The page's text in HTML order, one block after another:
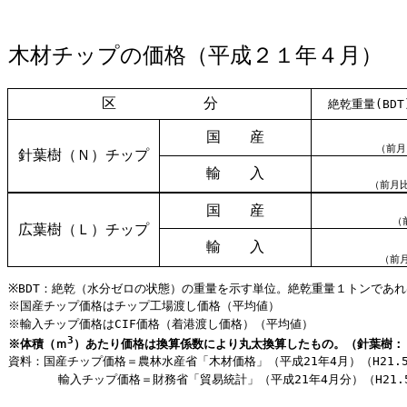
木材チップの価格（平成２１年４月）
区 分 絶乾重量
針葉樹（Ｎ）チップ
国 産
（前
輸 入
（前
広葉樹（Ｌ）チップ
国 産
輸 入
（
※BDT：絶乾（水分ゼロの状態）の重量を示す単位。絶乾重量１トンであ
※国産チップ価格はチップ工場渡し価格（平均値）
※輸入チップ価格はCIF価格（着港渡し価格）（平均値）
※体積（ｍ3 ）あたり価格は換算係数により丸太換算したもの。（針葉樹
資料：国産チップ価格＝農林水産省「木材価格」（平成21年4月）（
輸入チップ価格＝財務省「貿易統計」（平成21年4月分）（